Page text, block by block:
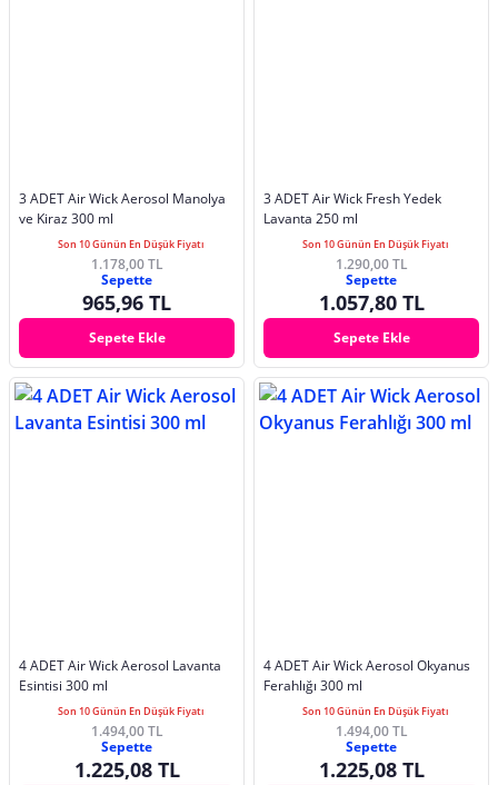
3 ADET Air Wick Aerosol Manolya
ve Kiraz 300 ml
Son 10 Günün En Düşük Fiyatı
1.178,00 TL
Sepette
965,96 TL
Sepete Ekle
3 ADET Air Wick Fresh Yedek
Lavanta 250 ml
Son 10 Günün En Düşük Fiyatı
1.290,00 TL
Sepette
1.057,80 TL
Sepete Ekle
4 ADET Air Wick Aerosol Lavanta
Esintisi 300 ml
Son 10 Günün En Düşük Fiyatı
1.494,00 TL
Sepette
1.225,08 TL
4 ADET Air Wick Aerosol Okyanus
Ferahlığı 300 ml
Son 10 Günün En Düşük Fiyatı
1.494,00 TL
Sepette
1.225,08 TL